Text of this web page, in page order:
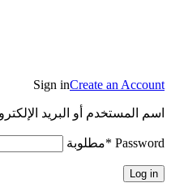
Sign inCreate an Account
اسم المستخدم أو البريد
Password
*مطلوبة
Log in